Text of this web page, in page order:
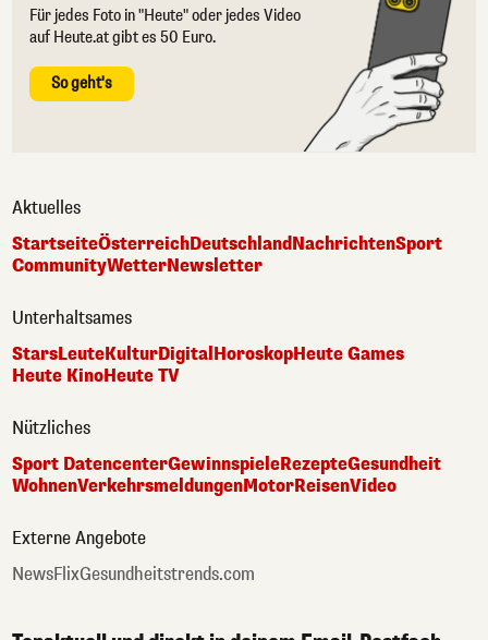
Für jedes Foto in "Heute" oder jedes Video
auf Heute.at gibt es 50 Euro.
So geht's
Aktuelles
StartseiteÖsterreichDeutschlandNachrichtenSport
CommunityWetterNewsletter
Unterhaltsames
StarsLeuteKulturDigital HoroskopHeute Games
Heute KinoHeute TV
Nützliches
Sport DatencenterGewinnspieleRezepteGesundheit
WohnenVerkehrsmeldungenMotorReisenVideo
Externe Angebote
NewsFlixGesundheitstrends.com